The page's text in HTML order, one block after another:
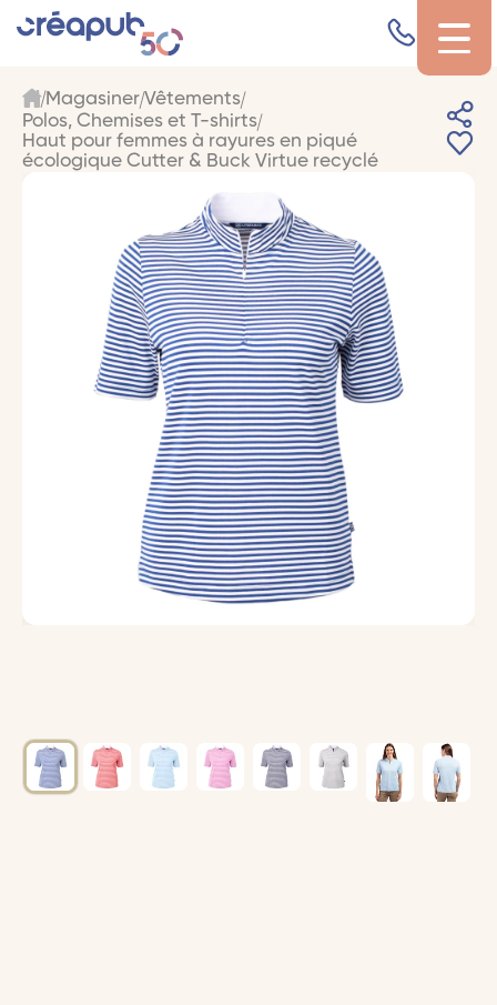
Magasiner Vêtements
Polos, Chemises et T-shirts
Haut pour femmes à rayures en piqué
écologique Cutter & Buck Virtue recyclé